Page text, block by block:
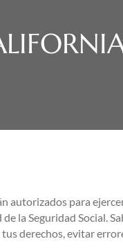
autorizados para
la Seguridad Social.
derechos, evitar